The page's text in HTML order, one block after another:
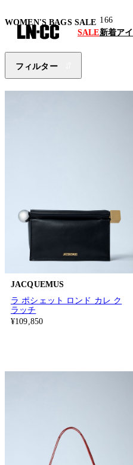
SALE新着ア
WOMEN'S BAGS SALE 166
フィルター
JACQUEMUS
ラ ポシェット ロンド カレ ク
ラッチ
¥109,850